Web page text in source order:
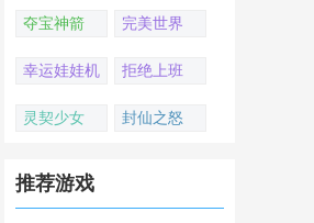
夺宝神箭 完美世界
幸运娃娃机 拒绝上班
灵契少女 封仙之怒
推荐游戏